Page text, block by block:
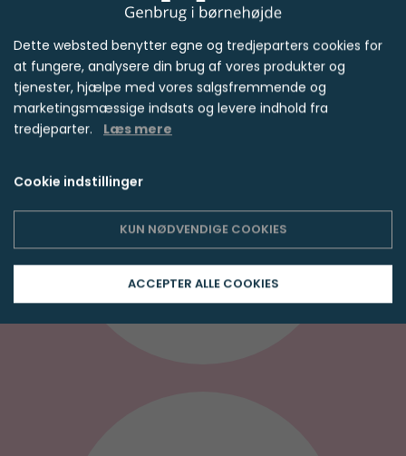

Følg os på Facebook
Dette websted benytter egne og tredjeparters cookies for
at fungere, analysere din brug af vores produkter og
tjenester, hjælpe med vores salgsfremmende og
marketingsmæssige indsats og levere indhold fra
tredjeparter. Læs mere
Cookie indstillinger
KUN NØDVENDIGE COOKIES
ACCEPTER ALLE COOKIES